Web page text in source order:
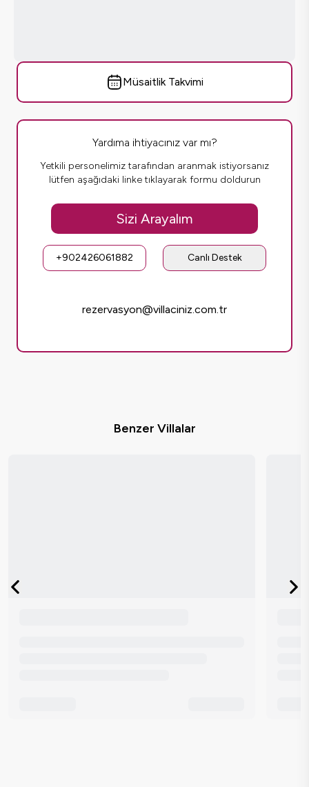
Müsaitlik Takvimi
Yardıma ihtiyacınız var mı?
Yetkili personelimiz tarafından aranmak istiyorsanız
lütfen aşağıdaki linke tıklayarak formu doldurun
Sizi Arayalım
+902426061882 Canlı Destek
rezervasyon@villaciniz.com.tr
Benzer Villalar